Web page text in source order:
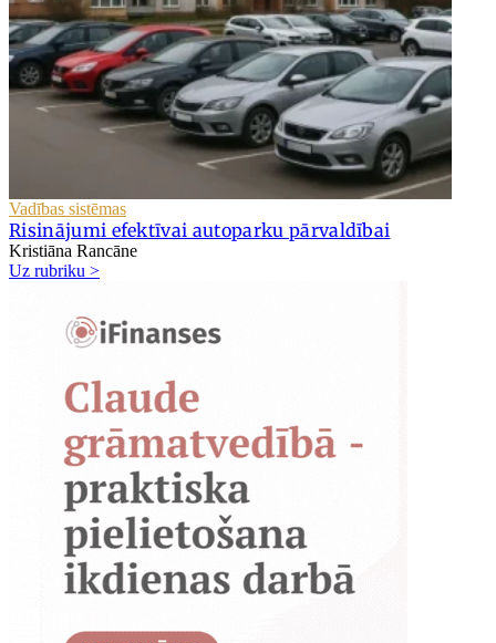
Vadības sistēmas
Risinājumi efektīvai autoparku pārvaldībai
Kristiāna Rancāne
Uz rubriku >